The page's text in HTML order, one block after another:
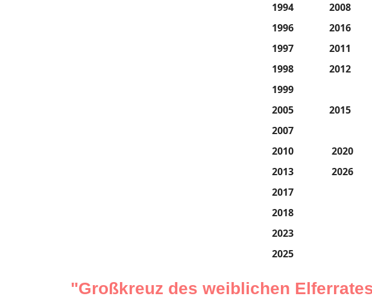
1994
2008
1996
2016
1997
2011
1998
2012
1999
2005
2015
2007
2010
2020
2013
2026
2017
2018
2023
2025
"Großkreuz des weiblichen